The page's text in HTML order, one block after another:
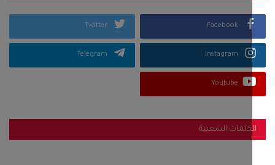
Facebook
Twitter
Instagram
Telegram
Youtube
الشعبية